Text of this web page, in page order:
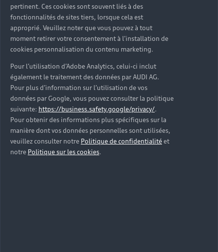
pertinent. Ces cookies sont souvent liés à des
fonctionnalités de sites tiers, lorsque cela est
approprié. Veuillez noter que vous pouvez à tout
moment retirer votre consentement à l'installation de
cookies personnalisation du contenu marketing.
Pour l’utilisation d’Adobe Analytics, celui-ci inclut
également le traitement des données par AUDI AG.
Pour plus d’information sur l’utilisation de vos
données par Google, vous pouvez consulter la politique
suivante: https://business.safety.google/privacy/.
Pour obtenir des informations plus spécifiques sur la
manière dont vos données personnelles sont utilisées,
veuillez consulter notre Politique de confidentialitéet
notre Politique sur les cookies.